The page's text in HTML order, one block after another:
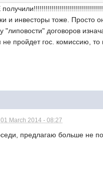
и инвесторы тоже. Просто
"липовости" договоров
пройдет гос. комиссию,
01 March 2014 - 08:27
предлагаю больше не